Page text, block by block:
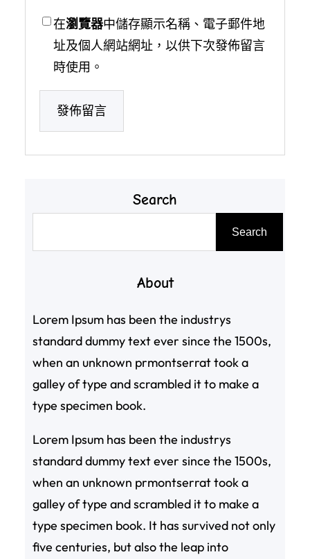
在瀏覽器中儲存顯示名稱、電子郵件地
址及個人網站網址，以供下次發佈留言
時使用。
Search
Search
About
Lorem Ipsum has been the industrys
standard dummy text ever since the 1500s,
when an unknown prmontserrat took a
galley of type and scrambled it to make a
type specimen book.
Lorem Ipsum has been the industrys
standard dummy text ever since the 1500s,
when an unknown prmontserrat took a
galley of type and scrambled it to make a
type specimen book. It has survived not only
five centuries, but also the leap into